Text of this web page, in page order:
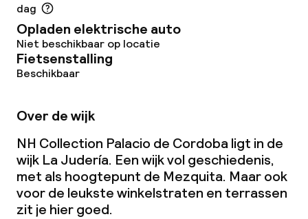
Lunch, vast menu
Diner à la carte
Roomservice
Vroeg ontbijt
Laat ontbijt
Dieetopties
dag
Opladen elektrische auto
Niet beschikbaar op locatie
Fietsenstalling
Beschikbaar
Over de wijk
NH Collection Palacio de Cordoba ligt in de
wijk La Judería. Een wijk vol geschiedenis,
met als hoogtepunt de Mezquita. Maar ook
voor de leukste winkelstraten en terrassen
zit je hier goed.